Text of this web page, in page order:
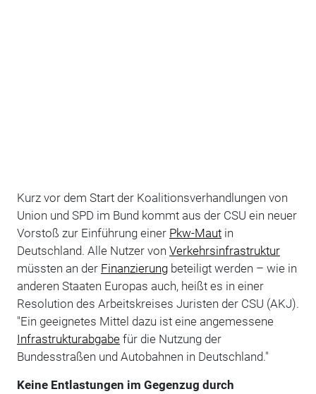
Kurz vor dem Start der Koalitionsverhandlungen von
Union und SPD im Bund kommt aus der CSU ein neuer
Vorstoß zur Einführung einer Pkw-Mautin
Deutschland. Alle Nutzer von Verkehrsinfrastruktur
müssten an der Finanzierungbeteiligt werden – wie in
anderen Staaten Europas auch, heißt es in einer
Resolution des Arbeitskreises Juristen der CSU (AKJ).
"Ein geeignetes Mittel dazu ist eine angemessene
Infrastrukturabgabefür die Nutzung der
Bundesstraßen und Autobahnen in Deutschland."
Keine Entlastungen im Gegenzug durch